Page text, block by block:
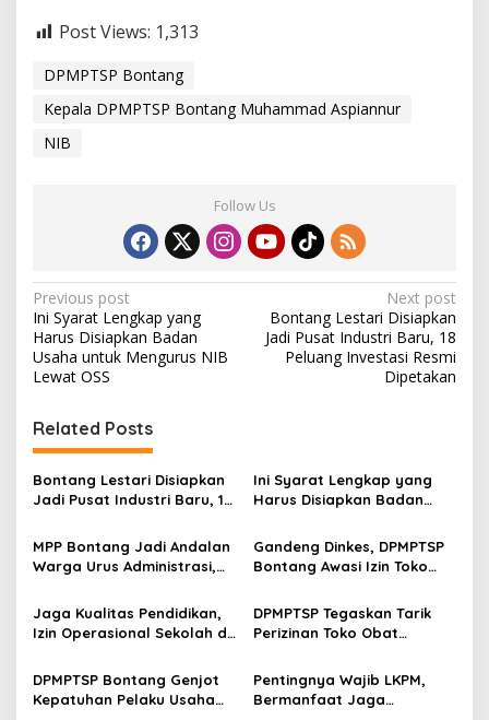
Post Views: 1,313
DPMPTSP Bontang
Kepala DPMPTSP Bontang Muhammad Aspiannur
NIB
Follow Us
P
o
s
t
n
a
v
i
g
a
t
i
o
n
Previous post
Ini Syarat Lengkap yang
Harus Disiapkan Badan
Usaha untuk Mengurus NIB
Lewat OSS
Next post
Bontang Lestari Disiapkan
Jadi Pusat Industri Baru, 18
Peluang Investasi Resmi
Dipetakan
Related Posts
Bontang Lestari Disiapkan
Jadi Pusat Industri Baru, 18
Dipetakan
Ini Syarat Lengkap yang
Harus Disiapkan Badan
Lewat OSS
MPP Bontang Jadi Andalan
Warga Urus Administrasi,
Diminati Meski Serba Digital
Gandeng Dinkes, DPMPTSP
Bontang Awasi Izin Toko
Jaga Kualitas Pendidikan,
Izin Operasional Sekolah di
Pemenuhan Standar
Minimal
DPMPTSP Tegaskan Tarik
Perizinan Toko Obat
Terus Kami Pantau
DPMPTSP Bontang Genjot
Kepatuhan Pelaku Usaha
Pentingnya Wajib LKPM,
Bermanfaat Jaga